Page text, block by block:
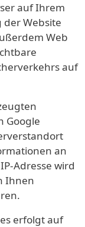
auf Ihrem
Website
Web
auf
Google
an
Adresse wird
Ihnen
erfolgt auf